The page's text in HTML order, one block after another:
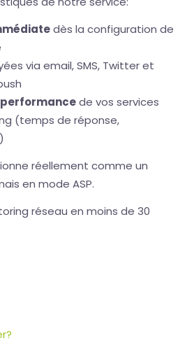
dès la configuration de
via email, SMS, Twitter et
de vos services
(temps de réponse,
réellement comme un
en mode ASP.
réseau en moins de 30